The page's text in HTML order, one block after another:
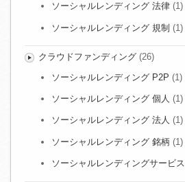
ソーシャルレンディング 法律 (1)
ソーシャルレンディング 規制 (1)
クラウドファンディング(26)
ソーシャルレンディング P2P (1)
ソーシャルレンディング 個人 (1)
ソーシャルレンディング 法人 (1)
ソーシャルレンディング 銘柄 (1)
ソーシャルレンディングサービス